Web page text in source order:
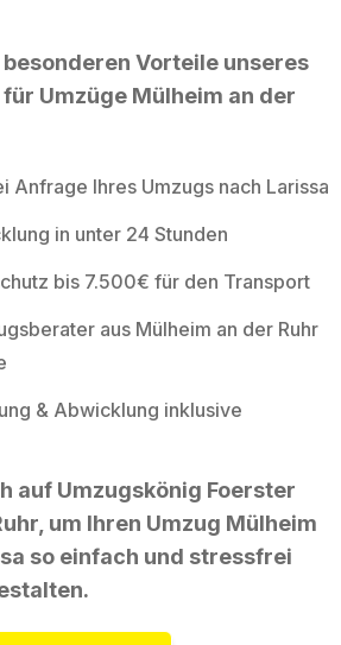
besonderen Vorteile unseres
Umzüge Mülheim an der
Anfrage Ihres Umzugs nach Larissa
in unter 24 Stunden
bis 7.500€ für den Transport
aus Mülheim an der Ruhr
& Abwicklung inklusive
auf Umzugskönig Foerster
um Ihren Umzug Mülheim
so einfach und stressfrei